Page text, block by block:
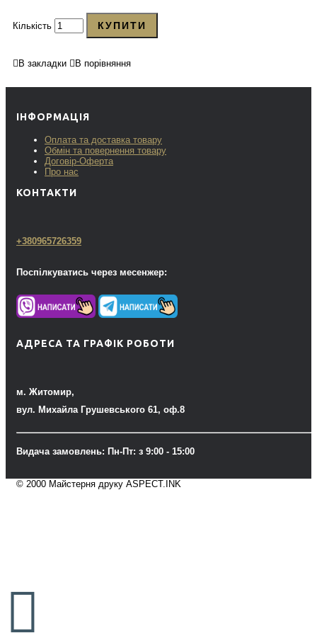
Кількість КУПИТИ
В закладки В порівняння
ІНФОРМАЦІЯ
Оплата та доставка товару
Обмін та повернення товару
Договір-Оферта
Про нас
КОНТАКТИ
+380965726359
Поспілкуватись через месенжер:
АДРЕСА ТА ГРАФІК РОБОТИ
м. Житомир,
вул. Михайла Грушевського 61, оф.8
Видача замовлень: Пн-Пт: з 9:00 - 15:00
© 2000 Майстерня друку ASPECT.INK